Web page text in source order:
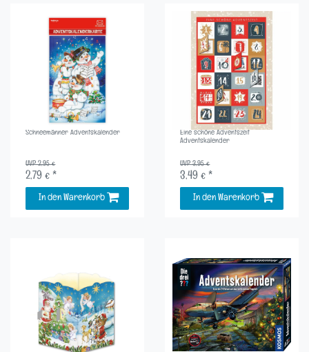
Schneemänner Adventskalender
UVP 2,95 €
2,79 € *
In den Warenkorb
Eine schöne Adventszeit
Adventskalender
UVP 3,95 €
3,49 € *
In den Warenkorb